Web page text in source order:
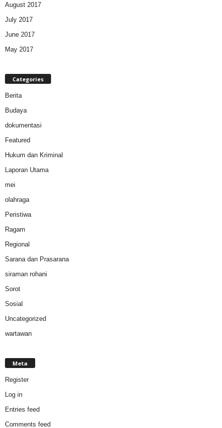
August 2017
July 2017
June 2017
May 2017
Categories
Berita
Budaya
dokumentasi
Featured
Hukum dan Kriminal
Laporan Utama
mei
olahraga
Peristiwa
Ragam
Regional
Sarana dan Prasarana
siraman rohani
Sorot
Sosial
Uncategorized
wartawan
Meta
Register
Log in
Entries feed
Comments feed